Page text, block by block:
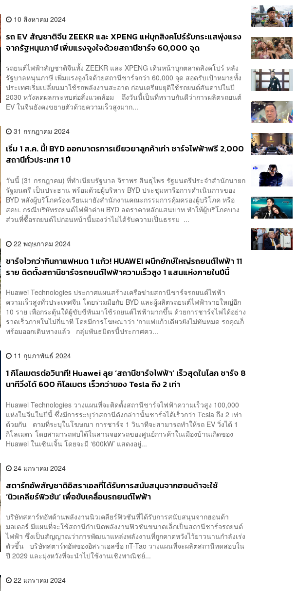
10 สิงหาคม 2024
รถ EV สัญชาติจีน ZEEKR และ XPENG แห่บุกสิงคโปร์รับกระแสพุ่งแรง
จากรัฐหนุนภาษี เพิ่มแรงจูงใจด้วยสถานีชาร์จ 60,000 จุด
รถยนต์ไฟฟ้าสัญชาติจีนทั้ง ZEEKR และ XPENG เดินหน้าบุกตลาดสิงคโปร์ หลัง
รัฐบาลหนุนภาษี เพิ่มแรงจูงใจด้วยสถานีชาร์จกว่า 60,000 จุด สอดรับเป้าหมายทั้ง
ประเทศเริ่มเปลี่ยนมาใช้รถพลังงานสะอาด ก่อนเตรียมยุติใช้รถยนต์สันดาปในปี
2030 หวังลดผลกระทบต่อสิ่งแวดล้อม ถึงวันนี้เป็นที่ทราบกันดีว่าการผลิตรถยนต์
EV ในจีนยังคงขยายตัวด้วยความเร็วสูงมาก...
31 กรกฎาคม 2024
เริ่ม 1 ส.ค. นี้! BYD ออกมาตรการเยียวยาลูกค้าเก่า ชาร์จไฟฟ้าฟรี 2,000
สถานีทั่วประเทศ 1 ปี
วันนี้ (31 กรกฎาคม) ที่ทำเนียบรัฐบาล จิราพร สินธุไพร รัฐมนตรีประจำสำนักนายก
รัฐมนตรี เป็นประธาน พร้อมด้วยผู้บริหาร BYD ประชุมหารือการดำเนินการของ
BYD หลังผู้บริโภคร้องเรียนมายังสำนักงานคณะกรรมการคุ้มครองผู้บริโภค หรือ
สคบ. กรณีบริษัทรถยนต์ไฟฟ้าค่าย BYD ลดราคาหลักแสนบาท ทำให้ผู้บริโภคบาง
ส่วนที่ซื้อรถยนต์ไปก่อนหน้านี้มองว่าไม่ได้รับความเป็นธรรม ...
22 พฤษภาคม 2024
ชาร์จไวกว่ากินกาแฟหมด 1 แก้ว! HUAWEI ผนึกยักษ์ใหญ่รถยนต์ไฟฟ้า 11
ราย ติดตั้งสถานีชาร์จรถยนต์ไฟฟ้าความเร็วสูง 1 แสนแห่งภายในปีนี้
Huawei Technologies ประกาศแผนสร้างเครือข่ายสถานีชาร์จรถยนต์ไฟฟ้า
ความเร็วสูงทั่วประเทศจีน โดยร่วมมือกับ BYD และผู้ผลิตรถยนต์ไฟฟ้ารายใหญ่อีก
10 ราย เพื่อกระตุ้นให้ผู้ขับขี่หันมาใช้รถยนต์ไฟฟ้ามากขึ้น ด้วยการชาร์จไฟได้อย่าง
รวดเร็วภายในไม่กี่นาที โดยมีการโฆษณาว่า ‘กาแฟแก้วเดียวยังไม่ทันหมด รถคุณก็
พร้อมออกเดินทางแล้ว กลุ่มพันธมิตรนี้ประกาศคว...
11 กุมภาพันธ์ 2024
1 กิโลเมตรต่อวินาที! Huawei ลุย ‘สถานีชาร์จไฟฟ้า’ เร็วสุดในโลก ชาร์จ 8
นาทีวิ่งได้ 600 กิโลเมตร เร็วกว่าของ Tesla ถึง 2 เท่า
Huawei Technologies วางแผนที่จะติดตั้งสถานีชาร์จไฟฟ้าความเร็วสูง 100,000
แห่งในจีนในปีนี้ ซึ่งมีการระบุว่าสถานีดังกล่าวนั้นชาร์จได้เร็วกว่า Tesla ถึง 2 เท่า
ด้วยกัน ตามที่ระบุในโฆษณา การชาร์จ 1 วินาทีจะสามารถทำให้รถ EV วิ่งได้ 1
กิโลเมตร โดยสามารถพบได้ในลานจอดรถของศูนย์การค้าในเมืองบ้านเกิดของ
Huawei ในเซินเจิ้น โดยจะมี ‘600kW’ แสดงอยู่...
24 มกราคม 2024
สตาร์ทอัพสัญชาติอิสราเอลที่ได้รับการสนับสนุนจากฮอนด้าจะใช้
‘นิวเคลียร์ฟิวชัน’ เพื่อขับเคลื่อนรถยนต์ไฟฟ้า
บริษัทสตาร์ทอัพด้านพลังงานนิวเคลียร์ฟิวชันที่ได้รับการสนับสนุนจากฮอนด้า
มอเตอร์ มีแผนที่จะใช้สถานีกำเนิดพลังงานฟิวชันขนาดเล็กเป็นสถานีชาร์จรถยนต์
ไฟฟ้า ซึ่งเป็นสัญญาณว่าการพัฒนาแหล่งพลังงานที่ถูกคาดหวังไว้ยาวนานกำลังเร่ง
ตัวขึ้น บริษัทสตาร์ทอัพของอิสราเอลชื่อ nT-Tao วางแผนที่จะผลิตสถานีทดสอบใน
ปี 2029 และมุ่งหวังที่จะนำไปใช้งานเชิงพาณิชย์...
22 มกราคม 2024